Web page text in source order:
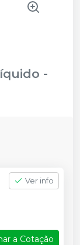
-
Ver info
a Cotação